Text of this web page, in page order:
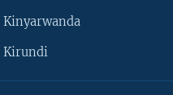
Kinyarwanda
Kirundi